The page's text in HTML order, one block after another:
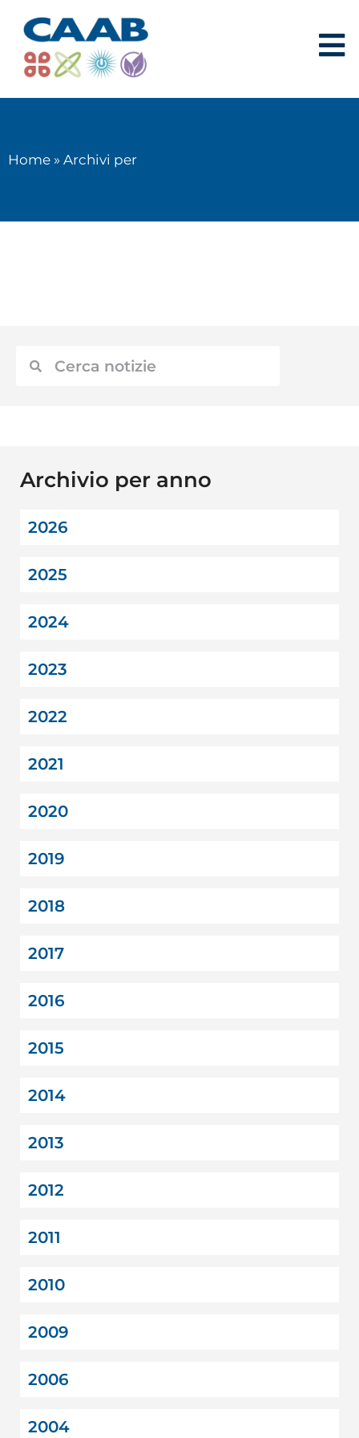
Home » Archivi per
Archivio per anno
2026
2025
2024
2023
2022
2021
2020
2019
2018
2017
2016
2015
2014
2013
2012
2011
2010
2009
2006
2004